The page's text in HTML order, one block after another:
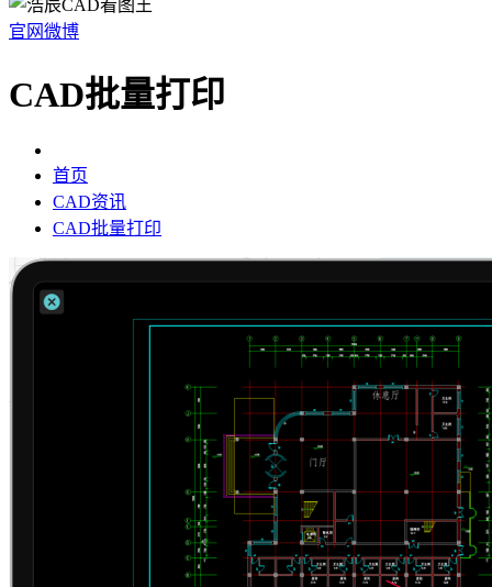
官网微博
CAD批量打印
首页
CAD资讯
CAD批量打印